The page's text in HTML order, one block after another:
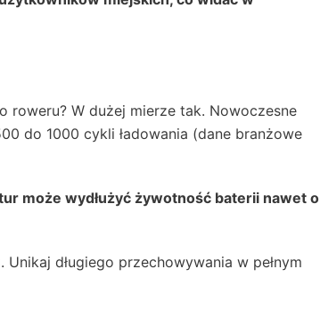
roweru? W dużej mierze tak. Nowoczesne
do 1000 cykli ładowania (dane branżowe
może wydłużyć żywotność baterii nawet o
długiego przechowywania w pełnym